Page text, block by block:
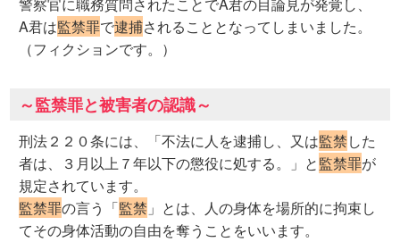
警察官に職務質問されたことでA君の目論見が発覚し、
A君は監禁罪で逮捕されることとなってしまいました。
（フィクションです。）
～監禁罪と被害者の認識～
刑法２２０条には、「不法に人を逮捕し、又は監禁した
者は、３月以上７年以下の懲役に処する。」と監禁罪が
規定されています。
監禁罪の言う「監禁 」とは、人の身体を場所的に拘束し
てその身体活動の自由を奪うことをいいます。